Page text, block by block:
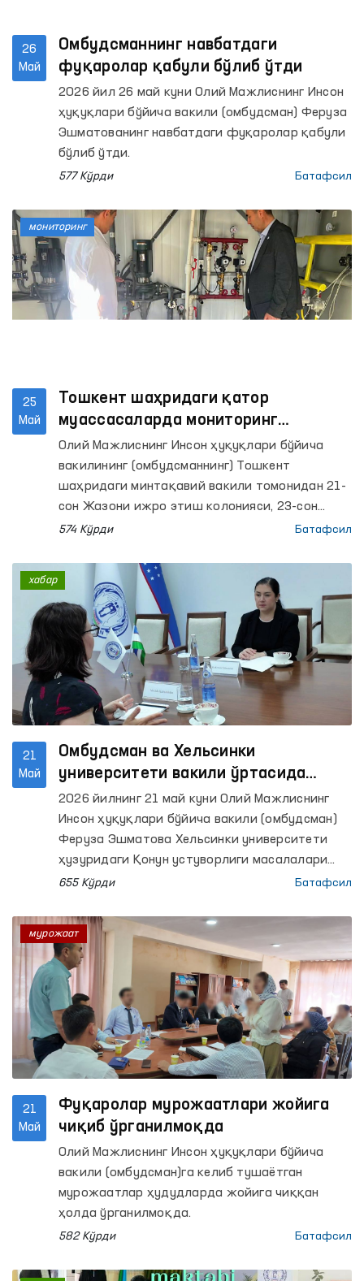
26
Май
Омбудсманнинг навбатдаги
фуқаролар қабули бўлиб ўтди
2026 йил 26 май куни Олий Мажлиснинг Инсон
ҳуқуқлари бўйича вакили (омбудсман) Феруза
Эшматованинг навбатдаги фуқаролар қабули
бўлиб ўтди.
577 Кўрди Батафсил
25
Май
Тошкент шаҳридаги қатор
муассасаларда мониторинг
ташрифлари амалга оширилди
Олий Мажлиснинг Инсон ҳуқуқлари бўйича
вакилининг (омбудсманнинг) Тошкент
шаҳридаги минтақавий вакили томонидан 21-
сон Жазони ижро этиш колонияси, 23-сон
Маҳкумлар учун ихтисослашган касалхона, 51-
объектлари, 1- ва 2-сонли “Мурувват”
ногиронлиги бўлган болалар учун интернат
уйлари, Тошкент шаҳар мажбурий даволаш
наркология шифохонаси, Республика кузатув
кучайтирилган руҳий касалликлар ва Руҳий
касалликлар клиник шифохоналарига
мониторинг ташрифлари амалга оширилди.
574 Кўрди Батафсил
мониторинг
21
Май
Омбудсман ва Хельсинки
университети вакили ўртасида
инсон ҳуқуқларини ҳимоя қилиш
соҳасидаги ҳамкорлик масалалари
муҳокама қилинди
2026 йилнинг 21 май куни Олий Мажлиснинг
Инсон ҳуқуқлари бўйича вакили (омбудсман)
Феруза Эшматова Хельсинки университети
ҳузуридаги Қонун устуворлиги масалалари
марказининг лойиҳаларни режалаштириш
учрашди.
655 Кўрди Батафсил
хабар
21
Май
Фуқаролар мурожаатлари жойига
чиқиб ўрганилмоқда
Олий Мажлиснинг Инсон ҳуқуқлари бўйича
вакили (омбудсман)га келиб тушаётган
мурожаатлар ҳудудларда жойига чиққан
ҳолда ўрганилмоқда.
582 Кўрди Батафсил
мурожаат